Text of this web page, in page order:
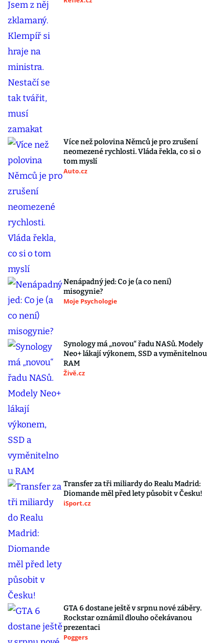
Více než polovina Němců je pro zrušení
neomezené rychlosti. Vláda řekla, co si o
tom myslí
Auto.cz
Nenápadný jed: Co je (a co není)
misogynie?
Moje Psychologie
Synology má „novou“ řadu NASů. Modely
Neo+ lákají výkonem, SSD a vyměnitelnou
RAM
Živě.cz
Transfer za tři miliardy do Realu Madrid:
Diomande měl před lety působit v Česku!
iSport.cz
GTA 6 dostane ještě v srpnu nové záběry.
Rockstar oznámil dlouho očekávanou
prezentaci
Poggers